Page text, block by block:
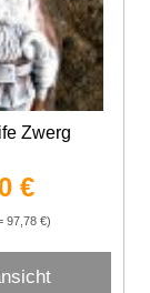
Zwerg
€
97,78 €)